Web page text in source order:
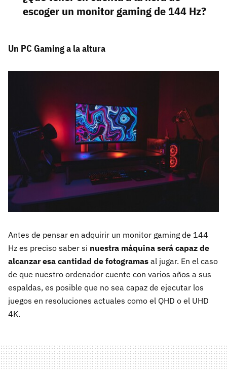
escoger un monitor gaming de 144 Hz?
Un PC Gaming a la altura
Antes de pensar en adquirir un monitor gaming de 144
Hz es preciso saber si nuestra máquina será capaz de
alcanzar esa cantidad de fotogramas al jugar. En el caso
de que nuestro ordenador cuente con varios años a sus
espaldas, es posible que no sea capaz de ejecutar los
juegos en resoluciones actuales como el QHD o el UHD
4K.